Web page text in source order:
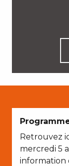
Retrouvez
mercredi 5
information